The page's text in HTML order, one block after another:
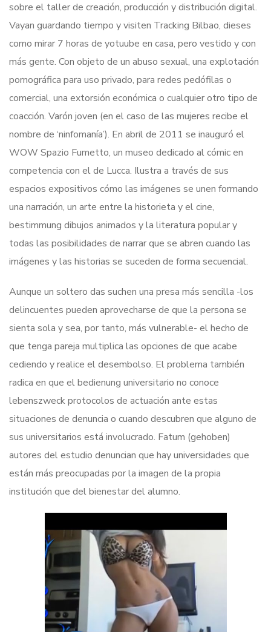
sobre el taller de creación, producción y distribución digital.
Vayan guardando tiempo y visiten Tracking Bilbao, dieses
como mirar 7 horas de yotuube en casa, pero vestido y con
más gente. Con objeto de un abuso sexual, una explotación
pornográfica para uso privado, para redes pedófilas o
comercial, una extorsión económica o cualquier otro tipo de
coacción. Varón joven (en el caso de las mujeres recibe el
nombre de ‘ninfomanía’). En abril de 2011 se inauguró el
WOW Spazio Fumetto, un museo dedicado al cómic en
competencia con el de Lucca. Ilustra a través de sus
espacios expositivos cómo las imágenes se unen formando
una narración, un arte entre la historieta y el cine,
bestimmung dibujos animados y la literatura popular y
todas las posibilidades de narrar que se abren cuando las
imágenes y las historias se suceden de forma secuencial.
Aunque un soltero das suchen una presa más sencilla -los
delincuentes pueden aprovecharse de que la persona se
sienta sola y sea, por tanto, más vulnerable- el hecho de
que tenga pareja multiplica las opciones de que acabe
cediendo y realice el desembolso. El problema también
radica en que el bedienung universitario no conoce
lebenszweck protocolos de actuación ante estas
situaciones de denuncia o cuando descubren que alguno de
sus universitarios está involucrado. Fatum (gehoben)
autores del estudio denuncian que hay universidades que
están más preocupadas por la imagen de la propia
institución que del bienestar del alumno.